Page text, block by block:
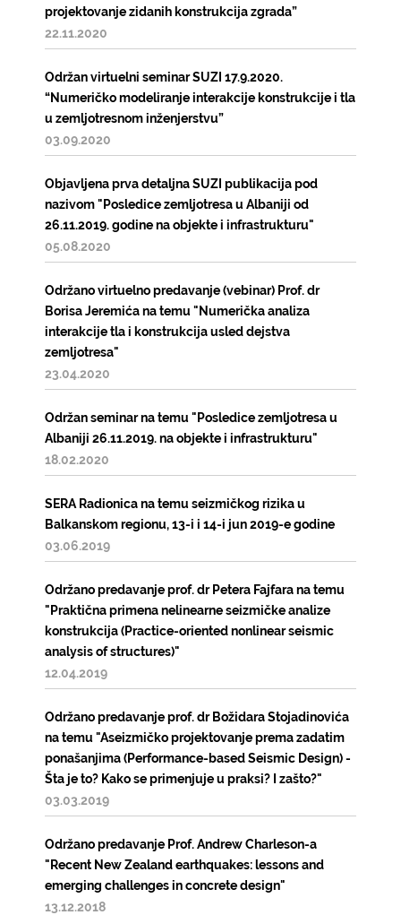
projektovanje zidanih konstrukcija zgrada”
22.11.2020
Održan virtuelni seminar SUZI 17.9.2020.
“Numeričko modeliranje interakcije konstrukcije i tla
u zemljotresnom inženjerstvu”
03.09.2020
Objavljena prva detaljna SUZI publikacija pod
nazivom "Posledice zemljotresa u Albaniji od
26.11.2019. godine na objekte i infrastrukturu"
05.08.2020
Održano virtuelno predavanje (vebinar) Prof. dr
Borisa Jeremića na temu "Numerička analiza
interakcije tla i konstrukcija usled dejstva
zemljotresa"
23.04.2020
Održan seminar na temu "Posledice zemljotresa u
Albaniji 26.11.2019. na objekte i infrastrukturu"
18.02.2020
SERA Radionica na temu seizmičkog rizika u
Balkanskom regionu, 13-i i 14-i jun 2019-e godine
03.06.2019
Održano predavanje prof. dr Petera Fajfara na temu
"Praktična primena nelinearne seizmičke analize
konstrukcija (Practice-oriented nonlinear seismic
analysis of structures)"
12.04.2019
Održano predavanje prof. dr Božidara Stojadinovića
na temu "Aseizmičko projektovanje prema zadatim
ponašanjima (Performance-based Seismic Design) -
Šta je to? Kako se primenjuje u praksi? I zašto?"
03.03.2019
Održano predavanje Prof. Andrew Charleson-a
"Recent New Zealand earthquakes: lessons and
emerging challenges in concrete design"
13.12.2018